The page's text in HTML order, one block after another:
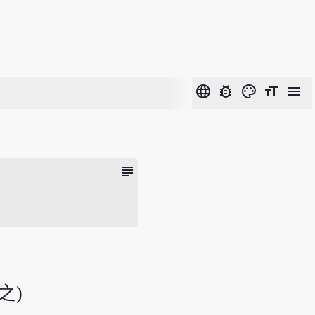
language bug_report color_lens format_size menu
subject
)